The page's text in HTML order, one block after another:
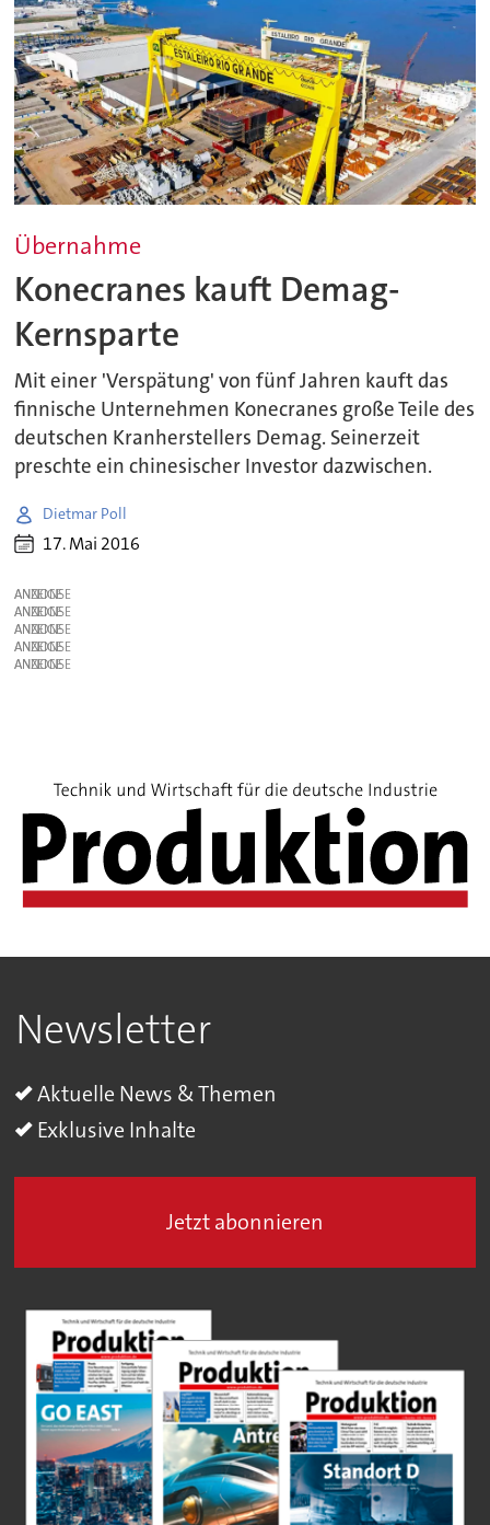
Übernahme
Konecranes kauft Demag-
Kernsparte
Mit einer 'Verspätung' von fünf Jahren kauft das
finnische Unternehmen Konecranes große Teile des
deutschen Kranherstellers Demag. Seinerzeit
preschte ein chinesischer Investor dazwischen.
Dietmar Poll
17. Mai 2016
ANZEIGE
ANZEIGE
ANZEIGE
ANZEIGE
ANZEIGE
Newsletter
Aktuelle News & Themen
Exklusive Inhalte
Jetzt abonnieren